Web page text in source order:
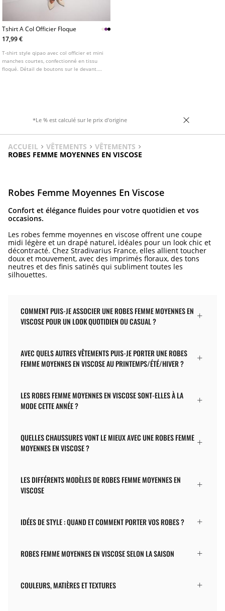
Tshirt A Col Officier Floque
17,99 €
T-shirt style qipao avec col officier et mini
manches courtes, confectionné en tissu
floqué. Détail de boutons sur le devant.
*Le % est calculé sur le prix d'origine
ACCUEIL VÊTEMENTS
VÊTEMENTS
ROBES FEMME MOYENNES EN VISCOSE
Robes Femme Moyennes En Viscose
Confort et élégance fluides pour votre quotidien et vos
occasions.
Les robes femme moyennes en viscose offrent une coupe
midi légère et un drapé naturel, idéales pour un look chic et
décontracté. Chez Stradivarius France, elles allient toucher
doux et mouvement, avec des imprimés floraux, des tons
neutres et des finis satinés qui subliment toutes les
silhouettes.
COMMENT PUIS-JE ASSOCIER UNE ROBES FEMME MOYENNES EN
VISCOSE POUR UN LOOK QUOTIDIEN OU CASUAL ?
AVEC QUELS AUTRES VÊTEMENTS PUIS-JE PORTER UNE ROBES
FEMME MOYENNES EN VISCOSE AU PRINTEMPS/ÉTÉ/HIVER ?
LES ROBES FEMME MOYENNES EN VISCOSE SONT-ELLES À LA
MODE CETTE ANNÉE ?
QUELLES CHAUSSURES VONT LE MIEUX AVEC UNE ROBES FEMME
MOYENNES EN VISCOSE ?
LES DIFFÉRENTS MODÈLES DE ROBES FEMME MOYENNES EN
VISCOSE
IDÉES DE STYLE : QUAND ET COMMENT PORTER VOS ROBES ?
ROBES FEMME MOYENNES EN VISCOSE SELON LA SAISON
COULEURS, MATIÈRES ET TEXTURES